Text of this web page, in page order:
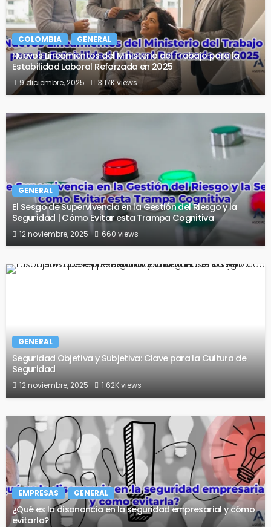
COLOMBIA GENERAL
Nuevos Lineamientos del Ministerio del Trabajo para la
Estabilidad Laboral Reforzada en 2025
9 diciembre, 2025 3.17K views
GENERAL
El Sesgo de Supervivencia en la Gestión del Riesgo y la
Seguridad | Cómo Evitar esta Trampa Cognitiva
12 noviembre, 2025 660 views
GENERAL
Seguridad Objetiva y Subjetiva: Clave para la Cultura de
Seguridad
12 noviembre, 2025 1.62K views
EMPRESAS GENERAL
¿Qué es la disonancia en la seguridad empresarial y cómo
evitarla?